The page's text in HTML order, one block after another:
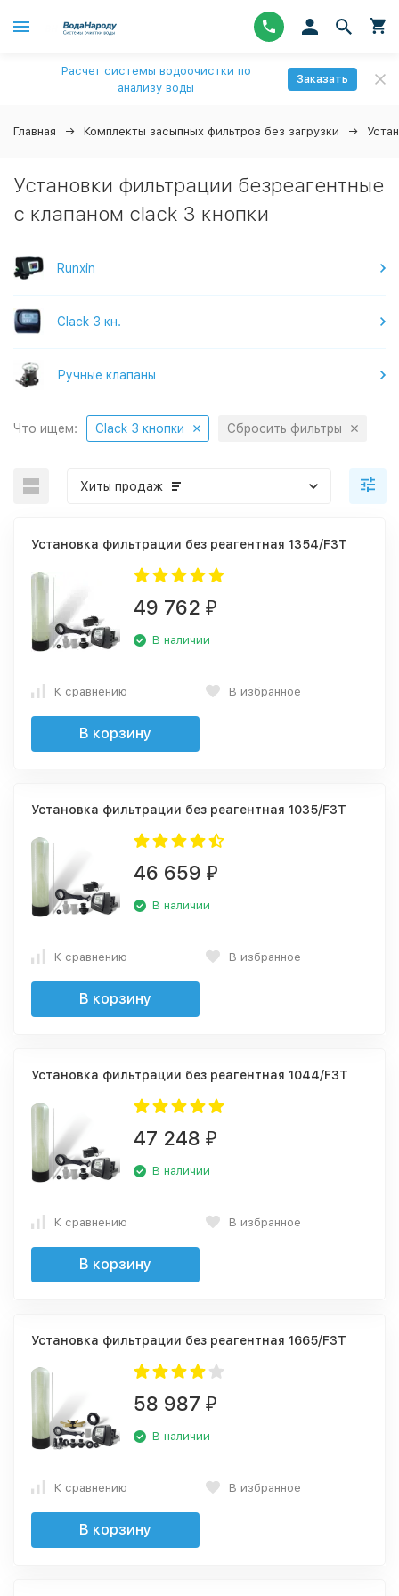
Расчет системы водоочистки по
анализу воды
Заказать
Главная Комплекты засыпных фильтров без загрузки
Установки фильтрации безреагентные
с клапаном clack 3 кнопки
Runxin
Clack 3 кн.
Ручные клапаны
Что ищем: Clack 3 кнопки Сбросить фильтры
Хиты продаж
Установка фильтрации без реагентная 1354/F3T
49 762 ₽
В наличии
К сравнению В избранное
В корзину
Установка фильтрации без реагентная 1035/F3T
46 659 ₽
В наличии
К сравнению В избранное
В корзину
Установка фильтрации без реагентная 1044/F3T
47 248 ₽
В наличии
К сравнению В избранное
В корзину
Установка фильтрации без реагентная 1665/F3Т
58 987 ₽
В наличии
К сравнению В избранное
В корзину